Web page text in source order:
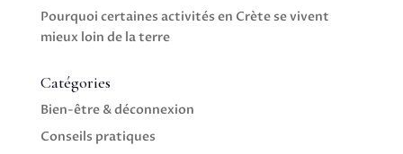
Pourquoi certaines activités en Crète se vivent
mieux loin de la terre
Catégories
Bien-être & déconnexion
Conseils pratiques